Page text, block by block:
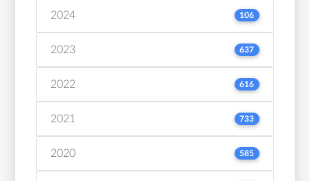
2024 106
2023 637
2022 616
2021 733
2020 585